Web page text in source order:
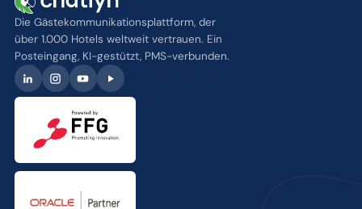
Die Gästekommunikationsplattform, der
über 1.000 Hotels weltweit vertrauen. Ein
Posteingang, KI-gestützt, PMS-verbunden.